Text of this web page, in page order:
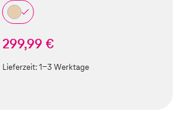
299,99 €
Lieferzeit:1-3 Werktage